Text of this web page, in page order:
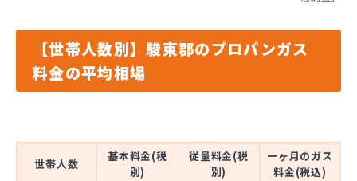
【世帯人数別】駿東郡のプロパンガス
料金の平均相場
世帯人数
基本料金(税
別)
従量料金(税
別)
一ヶ月のガス
料金(税込)